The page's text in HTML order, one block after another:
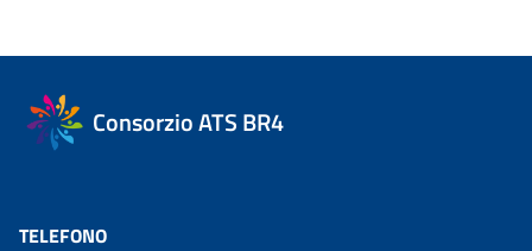
Consorzio ATS BR4
TELEFONO